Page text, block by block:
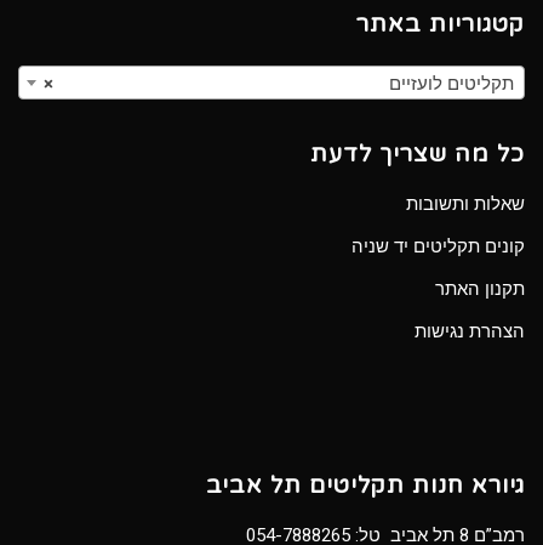
קטגוריות באתר
× תקליטים לועזיים
כל מה שצריך לדעת
שאלות ותשובות
קונים תקליטים יד שניה
תקנון האתר
הצהרת נגישות
גיורא חנות תקליטים תל אביב
רמב”ם 8 תל אביב טל: 054-7888265